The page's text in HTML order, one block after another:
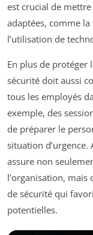
est crucial de
adaptées, comme
l’utilisation de
En plus de protéger
sécurité doit aussi
tous les employés
exemple, des
de préparer le
situation d’urgence.
assure non
l’organisation,
de sécurité qui
potentielles.